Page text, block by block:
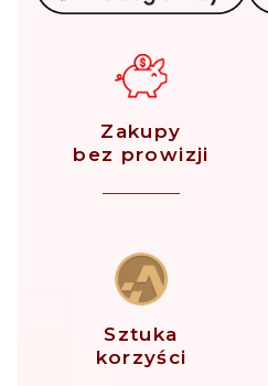
Zakupy
bez prowizji
Sztuka
korzyści